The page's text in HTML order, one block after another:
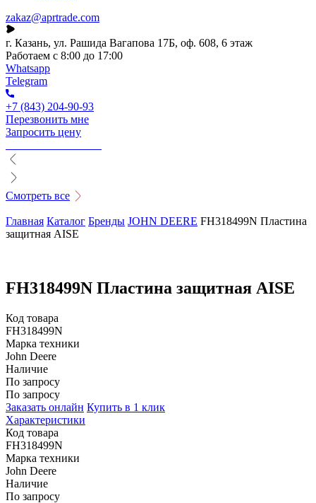
zakaz@aprtrade.com
г. Казань, ул. Рашида Вагапова 17Б, оф. 608, 6 этаж
Работаем с 8:00 до 17:00
Whatsapp
Telegram
+7 (843) 204-90-93
Перезвонить мне
Запросить цену
Смотреть все
Главная Каталог Бренды JOHN DEERE FH318499N Пластина
защитная AISE
FH318499N Пластина защитная AISE
Код товара
FH318499N
Марка техники
John Deere
Наличие
По запросу
По запросу
Заказать онлайн Купить в 1 клик
Характеристики
Код товара
FH318499N
Марка техники
John Deere
Наличие
По запросу